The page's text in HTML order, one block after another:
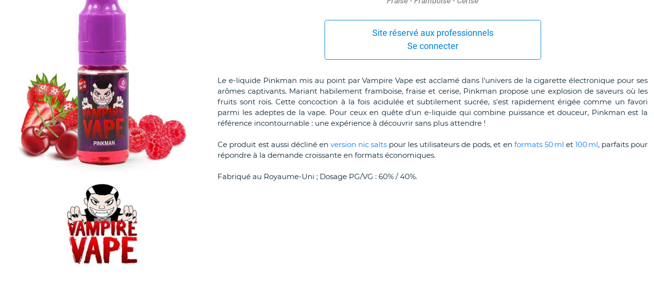
Site réservé aux professionnels
Se connecter
Le e-liquide Pinkman mis au point par Vampire Vape est acclamé dans l'univers de la cigarette électronique pour ses
arômes captivants. Mariant habilement framboise, fraise et cerise, Pinkman propose une explosion de saveurs où les
fruits sont rois. Cette concoction à la fois acidulée et subtilement sucrée, s'est rapidement érigée comme un favori
parmi les adeptes de la vape. Pour ceux en quête d'un e-liquide qui combine puissance et douceur, Pinkman est la
référence incontournable : une expérience à découvrir sans plus attendre !
Ce produit est aussi décliné en version nic salts pour les utilisateurs de pods, et en formats 50 ml et 100 ml, parfaits pour
répondre à la demande croissante en formats économiques.
Fabriqué au Royaume-Uni ; Dosage PG/VG : 60% / 40%.